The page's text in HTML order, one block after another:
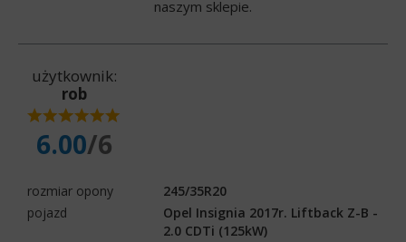
naszym sklepie.
użytkownik:
rob
6.00/6
rozmiar opony
245/35R20
pojazd
Opel Insignia 2017r. Liftback Z-B -
2.0 CDTi (125kW)